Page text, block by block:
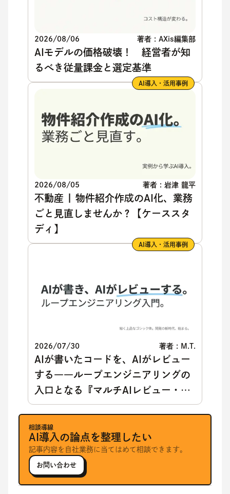
2026/08/06 著者 : AXis編集部
AIモデルの価格破壊！ 経営者が知
るべき従量課金と選定基準
2026/08/05 著者 : 岩津 龍平
不動産 | 物件紹介作成のAI化、業務
ごと見直しませんか？【ケーススタ
ディ】
AI導入・活用事例
2026/07/30 著者 : M.T.
AIが書いたコードを、AIがレビュー
する――ループエンジニアリングの
入口となる『マルチAIレビュー・パ
イプライン』
AI導入・活用事例
相談導線
AI導入の論点を整理したい
記事内容を自社業務に当てはめて相談できます。
お問い合わせ